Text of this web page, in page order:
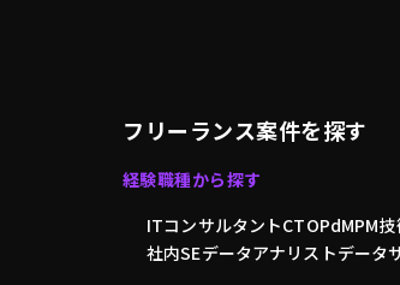
フリーランス案件を探す
経験職種から探す
ITコンサルタントCTOPdMPM
社内SEデータアナリストデータ